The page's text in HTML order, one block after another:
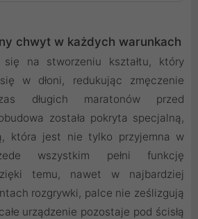
chwyt w każdych warunkach
na stworzeniu kształtu, który
w dłoni, redukując zmęczenie
długich maratonów przed
została pokryta specjalną,
która jest nie tylko przyjemna w
wszystkim pełni funkcję
temu, nawet w najbardziej
rozgrywki, palce nie ześlizgują
urządzenie pozostaje pod ścisłą